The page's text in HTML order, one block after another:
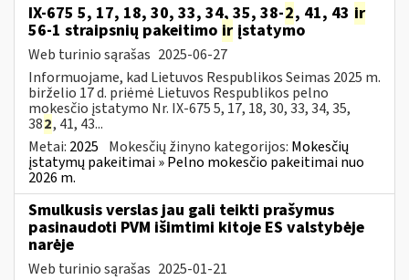
IX-675 5, 17, 18, 30, 33, 34, 35, 38-2, 41, 43 ir
56-1 straipsnių pakeitimo ir įstatymo
Web turinio sąrašas 2025-06-27
Informuojame, kad Lietuvos Respublikos Seimas 2025 m.
birželio 17 d. priėmė Lietuvos Respublikos pelno
mokesčio įstatymo Nr. IX-675 5, 17, 18, 30, 33, 34, 35,
382, 41, 43...
Metai: 2025 Mokesčių žinyno kategorijos: Mokesčių
įstatymų pakeitimai » Pelno mokesčio pakeitimai nuo
2026 m.
Smulkusis verslas jau gali teikti prašymus
pasinaudoti PVM išimtimi kitoje ES valstybėje
narėje
Web turinio sąrašas 2025-01-21